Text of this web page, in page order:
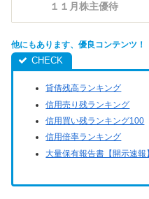
１１月株主優待
他にもあります、優良コンテンツ！
貸借残高ランキング
信用売り残ランキング
信用買い残ランキング100
信用倍率ランキング
大量保有報告書【開示速報